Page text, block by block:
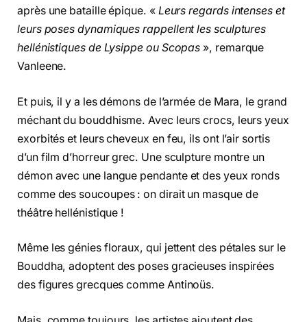
après une bataille épique. « Leurs regards intenses et
leurs poses dynamiques rappellent les sculptures
hellénistiques de Lysippe ou Scopas », remarque
Vanleene.
Et puis, il y a les démons de l’armée de Mara, le grand
méchant du bouddhisme. Avec leurs crocs, leurs yeux
exorbités et leurs cheveux en feu, ils ont l’air sortis
d’un film d’horreur grec. Une sculpture montre un
démon avec une langue pendante et des yeux ronds
comme des soucoupes : on dirait un masque de
théâtre hellénistique !
Même les génies floraux, qui jettent des pétales sur le
Bouddha, adoptent des poses gracieuses inspirées
des figures grecques comme Antinoüs.